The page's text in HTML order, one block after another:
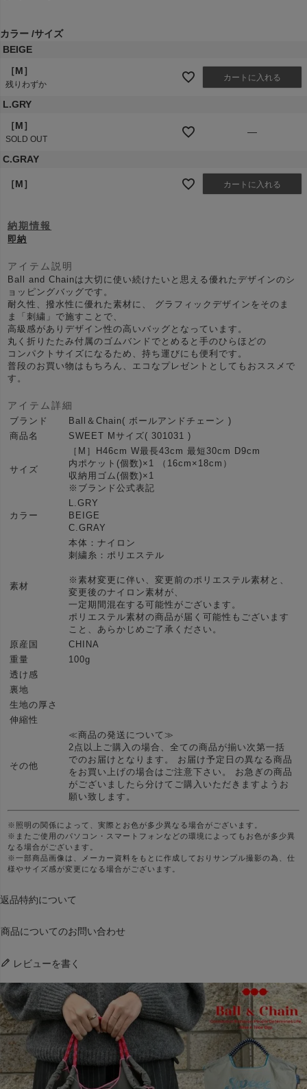
カラー サイズ
BEIGE
［M］
残りわずか
カートに入れる
L.GRY
［M］
SOLD OUT
—
C.GRAY
［M］ カートに入れる
納期情報
即納
アイテム説明
Ball and Chainは大切に使い続けたいと思える優れたデザインのシ
ョッピングバッグです。
耐久性、撥水性に優れた素材に、 グラフィックデザインをそのま
ま「刺繍」で施すことで、
高級感がありデザイン性の高いバッグとなっています。
丸く折りたたみ付属のゴムバンドでとめると手のひらほどの
コンパクトサイズになるため、持ち運びにも便利です。
普段のお買い物はもちろん、エコなプレゼントとしてもおススメで
す。
アイテム詳細
ブランド
Ball＆Chain( ボールアンドチェーン )
商品名
SWEET Mサイズ( 301031 )
サイズ
［M］H46cm W最長43cm 最短30cm D9cm
内ポケット(個数)×1 （16cm×18cm）
収納用ゴム(個数)×1
※ブランド公式表記
カラー
L.GRY
BEIGE
C.GRAY
素材
本体：ナイロン
刺繍糸：ポリエステル
※素材変更に伴い、変更前のポリエステル素材と、
変更後のナイロン素材が、
一定期間混在する可能性がございます。
ポリエステル素材の商品が届く可能性もございます
こと、あらかじめご了承ください。
原産国
CHINA
重量
100g
透け感
裏地
生地の厚さ
伸縮性
その他
≪商品の発送について≫
2点以上ご購入の場合、全ての商品が揃い次第一括
でのお届けとなります。 お届け予定日の異なる商品
をお買い上げの場合はご注意下さい。 お急ぎの商品
がございましたら分けてご購入いただきますようお
願い致します。
※照明の関係によって、実際とお色が多少異なる場合がございます。
※またご使用のパソコン・スマートフォンなどの環境によってもお色が多少異
なる場合がございます。
※一部商品画像は、メーカー資料をもとに作成しておりサンプル撮影の為、仕
様やサイズ感が変更になる場合がございます。
返品特約について
商品についてのお問い合わせ
レビューを書く